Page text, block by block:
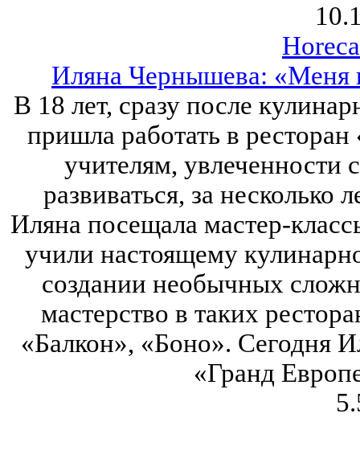
Иляна Чернышева: «Меня
В 18 лет, сразу после
пришла работать в
учителям,
развиваться, за несколько
Иляна посещала мастер-
учили настоящему
создании необычных
мастерство в таких
«Балкон», «Боно». Сегодня
«Гранд